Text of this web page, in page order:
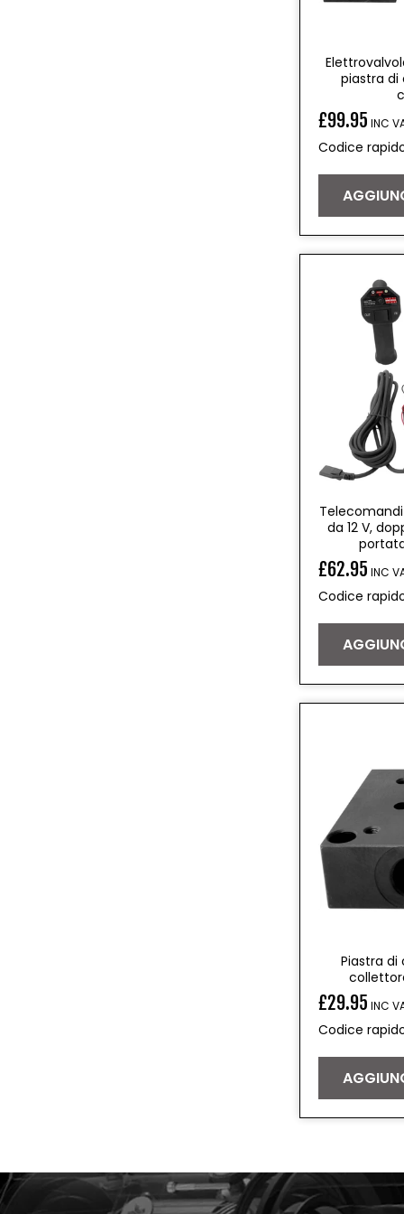
piastra di
Prezzo
di
£99.95 INC
Codice
da 12 V,
Prezzo
di
£62.95 INC
Codice
Piastra
Prezzo
di
£29.95 INC
Codice